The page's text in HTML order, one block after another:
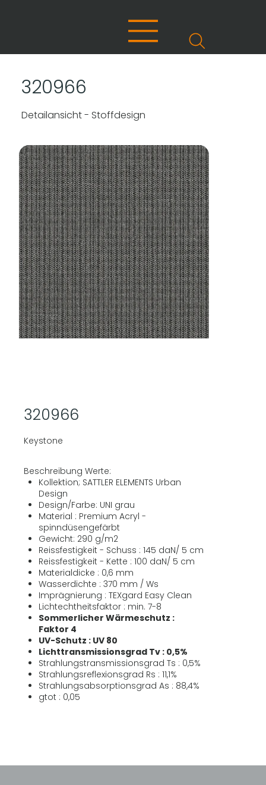
320966
Detailansicht - Stoffdesign
320966
Keystone
Beschreibung Werte:
Kollektion; SATTLER ELEMENTS Urban
Design
Design/Farbe: UNI grau
Material : Premium Acryl -
spinndüsengefärbt
Gewicht: 290 g/m2
Reissfestigkeit - Schuss : 145 daN/ 5 cm
Reissfestigkeit - Kette : 100 daN/ 5 cm
Materialdicke : 0,6 mm
Wasserdichte : 370 mm / Ws
Imprägnierung : TEXgard Easy Clean
Lichtechtheitsfaktor : min. 7-8
Sommerlicher Wärmeschutz :
Faktor 4
UV-Schutz : UV 80
Lichttransmissionsgrad Tv : 0,5%
Strahlungstransmissionsgrad Ts : 0,5%
Strahlungsreflexionsgrad Rs : 11,1%
Strahlungsabsorptionsgrad As : 88,4%
gtot : 0,05